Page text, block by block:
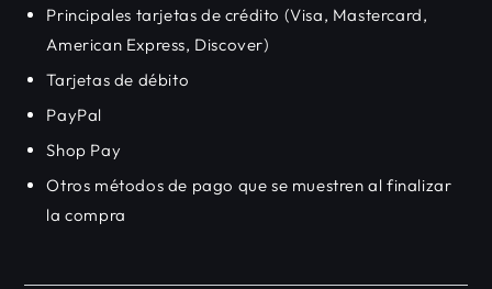
Principales tarjetas de crédito (Visa, Mastercard,
American Express, Discover)
Tarjetas de débito
PayPal
Shop Pay
Otros métodos de pago que se muestren al finalizar
la compra